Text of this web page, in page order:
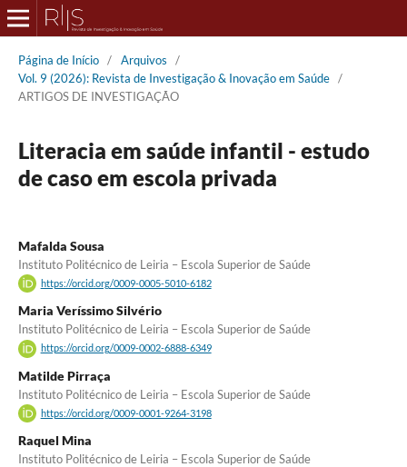
Página de Início / Arquivos
/
Vol. 9 (2026): Revista de Investigação & Inovação em Saúde /
ARTIGOS DE INVESTIGAÇÃO
Literacia em saúde infantil - estudo
de caso em escola privada
Mafalda Sousa
Instituto Politécnico de Leiria – Escola Superior de Saúde
https://orcid.org/0009-0005-5010-6182
Maria Veríssimo Silvério
Instituto Politécnico de Leiria – Escola Superior de Saúde
https://orcid.org/0009-0002-6888-6349
Matilde Pirraça
Instituto Politécnico de Leiria – Escola Superior de Saúde
https://orcid.org/0009-0001-9264-3198
Raquel Mina
Instituto Politécnico de Leiria – Escola Superior de Saúde